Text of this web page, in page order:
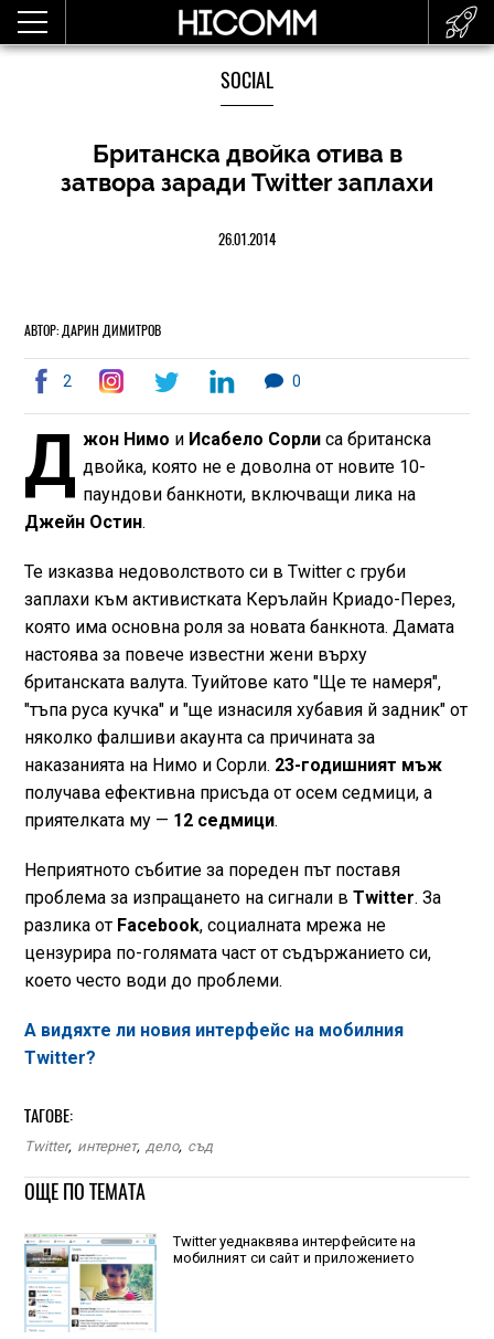
SOCIAL
Британска двойка отива в
затвора заради Twitter заплахи
26.01.2014
АВТОР: ДАРИН ДИМИТРОВ
2 0
Д жон Нимо и Исабело Сорли са британска
двойка, която не е доволна от новите 10-
паундови банкноти, включващи лика на
Джейн Остин.
Те изказва недоволството си в Twitter с груби
заплахи към активистката Керълайн Криадо-Перез,
която има основна роля за новата банкнота. Дамата
настоява за повече известни жени върху
британската валута. Туийтове като "Ще те намеря",
"тъпа руса кучка" и "ще изнасиля хубавия й задник" от
няколко фалшиви акаунта са причината за
наказанията на Нимо и Сорли. 23-годишният мъж
получава ефективна присъда от осем седмици, а
приятелката му — 12 седмици.
Неприятното събитие за пореден път поставя
проблема за изпращането на сигнали в Twitter. За
разлика от Facebook, социалната мрежа не
цензурира по-голямата част от съдържанието си,
което често води до проблеми.
А видяхте ли новия интерфейс на мобилния
Twitter?
ТАГОВЕ:
Twitter, интернет, дело, съд
ОЩЕ ПО ТЕМАТА
Twitter уеднаквява интерфейсите на
мобилният си сайт и приложението